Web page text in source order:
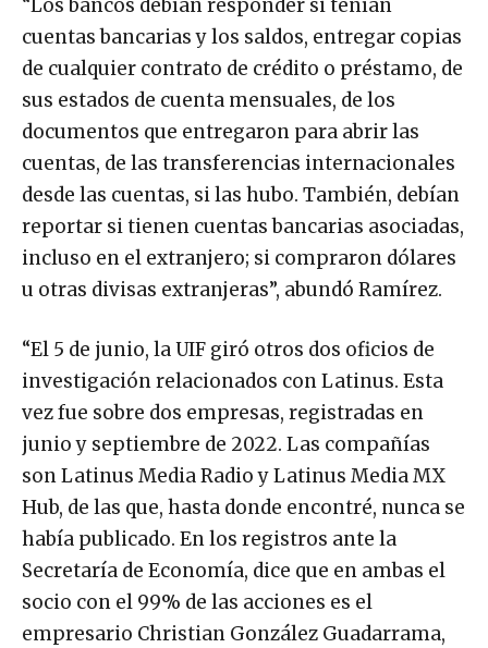
“Los bancos debían responder si tenían
cuentas bancarias y los saldos, entregar copias
de cualquier contrato de crédito o préstamo, de
sus estados de cuenta mensuales, de los
documentos que entregaron para abrir las
cuentas, de las transferencias internacionales
desde las cuentas, si las hubo. También, debían
reportar si tienen cuentas bancarias asociadas,
incluso en el extranjero; si compraron dólares
u otras divisas extranjeras”, abundó Ramírez.
“El 5 de junio, la UIF giró otros dos oficios de
investigación relacionados con Latinus. Esta
vez fue sobre dos empresas, registradas en
junio y septiembre de 2022. Las compañías
son Latinus Media Radio y Latinus Media MX
Hub, de las que, hasta donde encontré, nunca se
había publicado. En los registros ante la
Secretaría de Economía, dice que en ambas el
socio con el 99% de las acciones es el
empresario Christian González Guadarrama,